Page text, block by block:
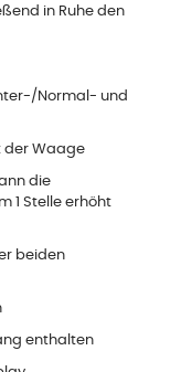
in Ruhe den
Normal- und
der Waage
die
1 Stelle erhöht
beiden
enthalten